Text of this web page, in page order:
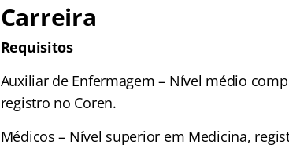
Carreira
Requisitos
Auxiliar de Enfermagem – Nível médio
registro no Coren.
Médicos – Nível superior em Medicina,